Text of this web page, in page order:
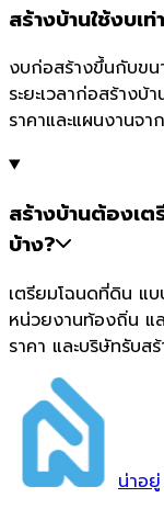
สร้างบ้านใช้งบเท่
งบก่อสร้างขึ้นกับข
ระยะเวลาก่อสร้าง
ราคาและแผนงานจา
สร้างบ้านต้องเ
บ้าง?
เตรียมโฉนดที่ดิน แ
หน่วยงานท้องถิ่น แ
ราคา และบริษัทรับส
น่าอยู่